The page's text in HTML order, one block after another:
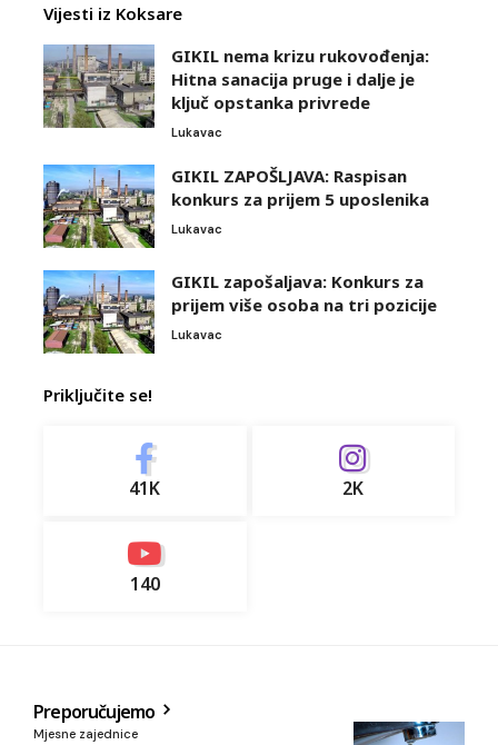
Vijesti iz Koksare
GIKIL nema krizu rukovođenja:
Hitna sanacija pruge i dalje je
ključ opstanka privrede
Lukavac
GIKIL ZAPOŠLJAVA: Raspisan
konkurs za prijem 5 uposlenika
Lukavac
GIKIL zapošaljava: Konkurs za
prijem više osoba na tri pozicije
Lukavac
Priključite se!
41K 2K
140
Preporučujemo
Mjesne zajednice